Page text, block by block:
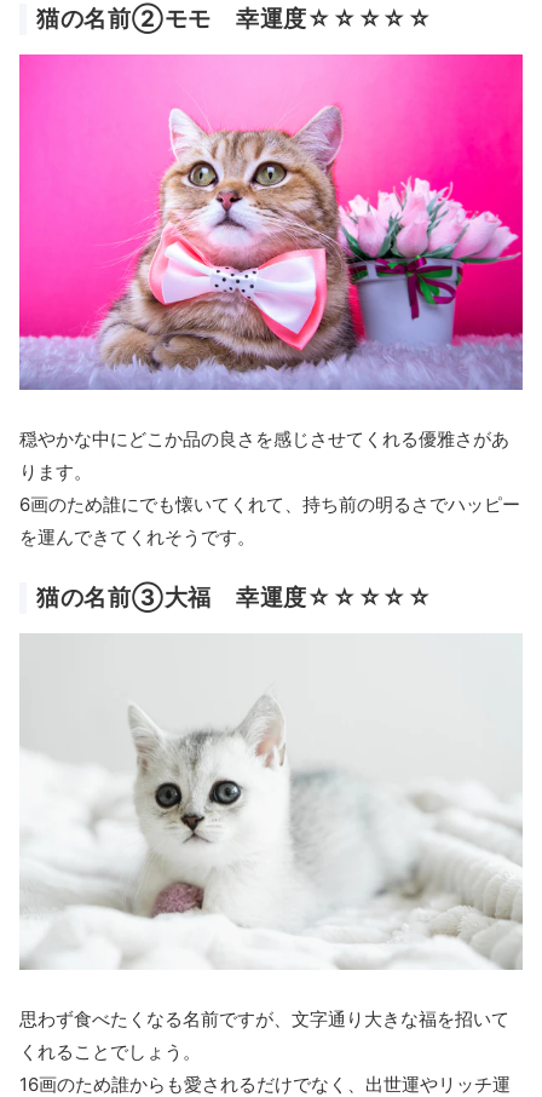
猫の名前②モモ 幸運度☆☆☆☆☆
穏やかな中にどこか品の良さを感じさせてくれる優雅さがあ
ります。
6画のため誰にでも懐いてくれて、持ち前の明るさでハッピー
を運んできてくれそうです。
猫の名前③大福 幸運度☆☆☆☆☆
思わず食べたくなる名前ですが、文字通り大きな福を招いて
くれることでしょう。
16画のため誰からも愛されるだけでなく、出世運やリッチ運